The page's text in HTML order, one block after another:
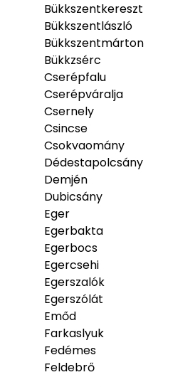
Bükkszentkereszt
Bükkszentlászló
Bükkszentmárton
Bükkzsérc
Cserépfalu
Cserépváralja
Csernely
Csincse
Csokvaomány
Dédestapolcsány
Demjén
Dubicsány
Eger
Egerbakta
Egerbocs
Egercsehi
Egerszalók
Egerszólát
Emőd
Farkaslyuk
Fedémes
Feldebrő